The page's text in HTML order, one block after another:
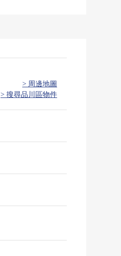
> 周邊地圖
> 搜尋品川區物件